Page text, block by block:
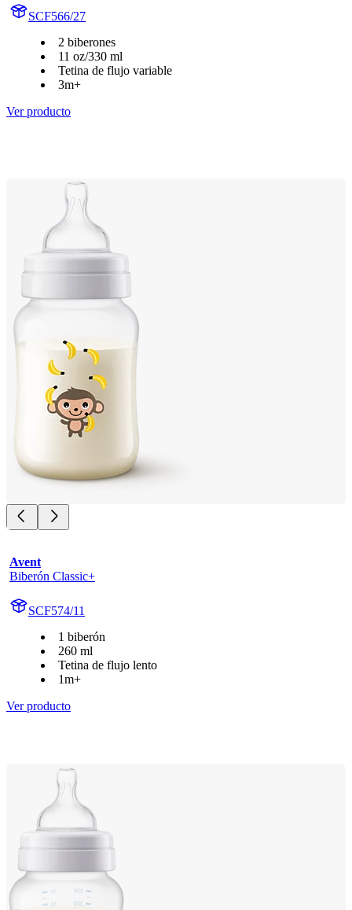
SCF566/27
2 biberones
11 oz/330 ml
Tetina de flujo variable
3m+
Ver producto
Avent
Biberón Classic+
SCF574/11
1 biberón
260 ml
Tetina de flujo lento
1m+
Ver producto